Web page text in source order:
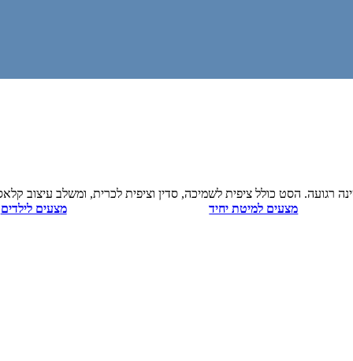
מצעים למיטת יחיד מצעים לילדים
רגועה. הסט כולל ציפית לשמיכה, סדין וציפית לכרית, ומשלב עיצוב